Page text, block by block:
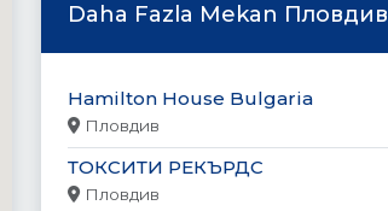
Daha Fazla Mekan Пловдив
Hamilton House Bulgaria
Пловдив
ТОКСИТИ РЕКЪРДС
Пловдив